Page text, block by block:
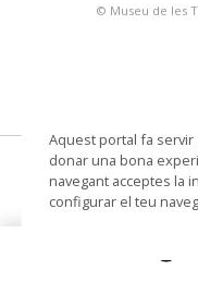
© Museu de les
Aquest portal fa
donar una bona
navegant acceptes la
configurar el teu